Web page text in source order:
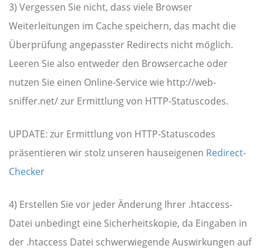
3) Vergessen Sie nicht, dass viele Browser
Weiterleitungen im Cache speichern, das macht die
Überprüfung angepasster Redirects nicht möglich.
Leeren Sie also entweder den Browsercache oder
nutzen Sie einen Online-Service wie http://web-
sniffer.net/ zur Ermittlung von HTTP-Statuscodes.
UPDATE: zur Ermittlung von HTTP-Statuscodes
präsentieren wir stolz unseren hauseigenen Redirect-
Checker
4) Erstellen Sie vor jeder Änderung Ihrer .htaccess-
Datei unbedingt eine Sicherheitskopie, da Eingaben in
der .htaccess Datei schwerwiegende Auswirkungen auf